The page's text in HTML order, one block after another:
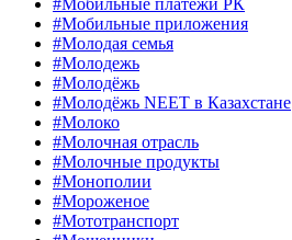
#Мобильные платежи РК
#Мобильные приложения
#Молодая семья
#Молодежь
#Молодёжь
#Молодёжь NEET в Казахстане
#Молоко
#Молочная отрасль
#Молочные продукты
#Монополии
#Мороженое
#Мототранспорт